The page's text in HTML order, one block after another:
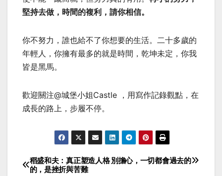
堅持去做，時間的複利，請你相信。
你不努力，誰也給不了你想要的生活。二十多歲的
年輕人，你擁有最多的就是時間，乾坤未定，你我
皆是黑馬。
歡迎關注@城堡小姐Castle ，用寫作記錄觀點，在
成長的路上，步履不停。
Post
別擔心，一切都會過去的
稻盛和夫：真正塑造人格
的，是挫折與苦難